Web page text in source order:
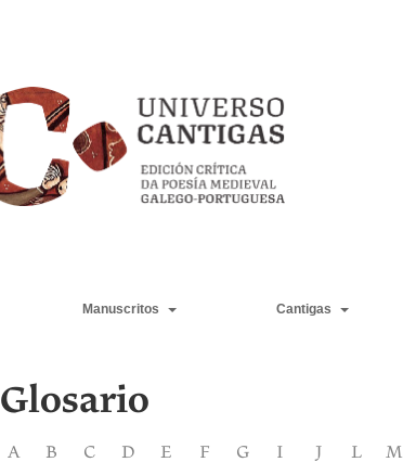
Manuscritos Cantigas
Glosario
A B C D E F G I J L M